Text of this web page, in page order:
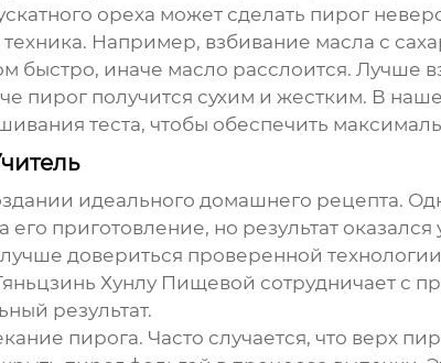
ореха может сделать пирог
Например, взбивание масла с
быстро, иначе масло расслоится. Лучше
пирог получится сухим и жестким. В
теста, чтобы обеспечить
идеального домашнего рецепта.
его приготовление, но результат
довериться проверенной технологии
Хунлу Пищевой сотрудничает с
результат.
пирога. Часто случается, что верх